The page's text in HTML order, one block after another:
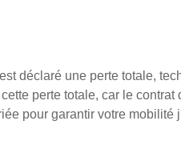
déclaré une perte totale,
perte totale, car le
pour garantir votre